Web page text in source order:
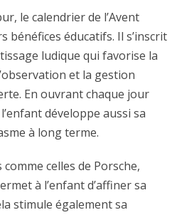
le calendrier de l’Avent
éducatifs. Il s’inscrit
ludique qui favorise la
et la gestion
En ouvrant chaque jour
développe aussi sa
à long terme.
celles de Porsche,
à l’enfant d’affiner sa
stimule également sa